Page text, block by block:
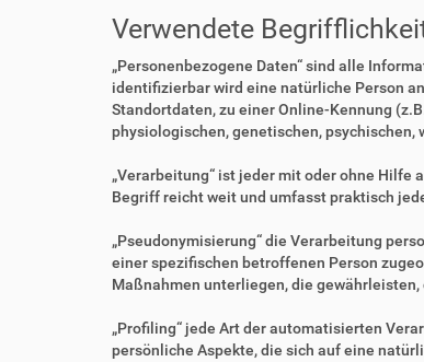
Verwendete
„Personenbezogene Daten“ sind alle
identifizierbar wird eine natürliche Person
Standortdaten, zu einer Online-Kennung
physiologischen, genetischen,
„Verarbeitung“ ist jeder mit oder ohne
Begriff reicht weit und umfasst praktisch
„Pseudonymisierung“ die Verarbeitung
einer spezifischen betroffenen Person
Maßnahmen unterliegen, die
„Profiling“ jede Art der automatisierten
persönliche Aspekte, die sich auf eine